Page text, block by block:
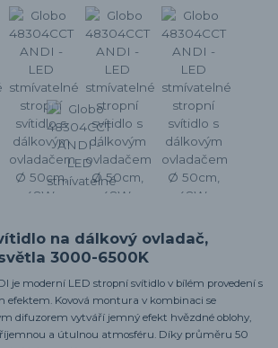
na dálkový ovladač,
3000-6500K
je moderní LED stropní svítidlo v bílém provedení s
Kovová montura v kombinaci se
difuzorem vytváří jemný efekt hvězdné oblohy,
a útulnou atmosféru. Díky průměru 50